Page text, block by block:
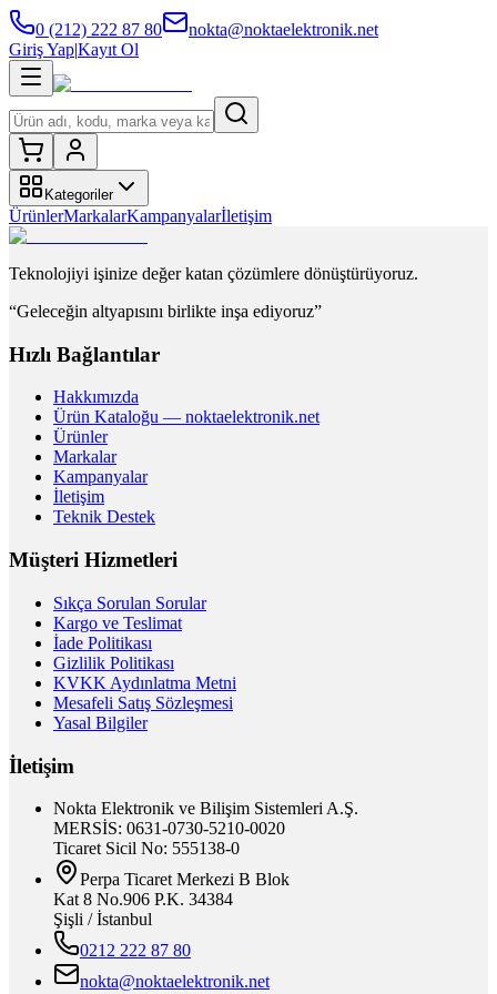
0 (212) 222 87 80
nokta@noktaelektronik.net
Giriş Yap|Kayıt Ol
Kategoriler
ÜrünlerMarkalarKampanyalarİletişim
Teknolojiyi işinize değer katan çözümlere dönüştürüyoruz.
“Geleceğin altyapısını birlikte inşa ediyoruz”
Hızlı Bağlantılar
Hakkımızda
Ürün Kataloğu — noktaelektronik.net
Ürünler
Markalar
Kampanyalar
İletişim
Teknik Destek
Müşteri Hizmetleri
Sıkça Sorulan Sorular
Kargo ve Teslimat
İade Politikası
Gizlilik Politikası
KVKK Aydınlatma Metni
Mesafeli Satış Sözleşmesi
Yasal Bilgiler
İletişim
Nokta Elektronik ve Bilişim Sistemleri A.Ş.
MERSİS: 0631-0730-5210-0020
Ticaret Sicil No: 555138-0
Perpa Ticaret Merkezi B Blok
Kat 8 No.906 P.K. 34384
Şişli / İstanbul
0212 222 87 80
nokta@noktaelektronik.net